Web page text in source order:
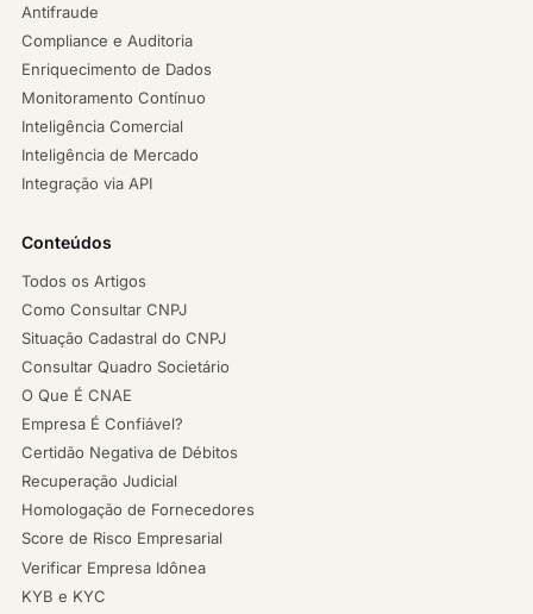
Antifraude
Compliance e Auditoria
Enriquecimento de Dados
Monitoramento Contínuo
Inteligência Comercial
Inteligência de Mercado
Integração via API
Conteúdos
Todos os Artigos
Como Consultar CNPJ
Situação Cadastral do CNPJ
Consultar Quadro Societário
O Que É CNAE
Empresa É Confiável?
Certidão Negativa de Débitos
Recuperação Judicial
Homologação de Fornecedores
Score de Risco Empresarial
Verificar Empresa Idônea
KYB e KYC